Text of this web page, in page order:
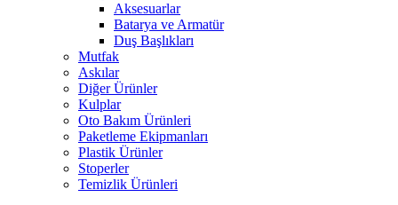
Aksesuarlar
Batarya ve Armatür
Duş Başlıkları
Mutfak
Askılar
Diğer Ürünler
Kulplar
Oto Bakım Ürünleri
Paketleme Ekipmanları
Plastik Ürünler
Stoperler
Temizlik Ürünleri